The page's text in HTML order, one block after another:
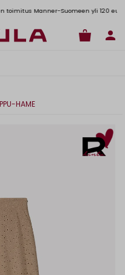
Manner-Suomeen yli 120 euron
HAME